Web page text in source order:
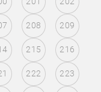
208 209
215 216
222 223